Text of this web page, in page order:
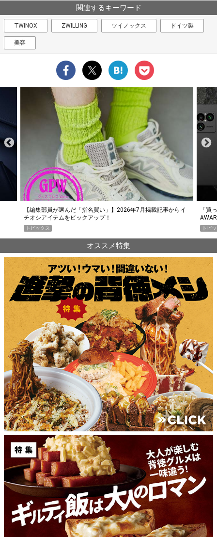
関連するキーワード
TWINOX ZWILLING ツイノックス ドイツ製
美容
「買って損なし」の極上スマホ5選【GoodsPress 2026上半期
AWARD】
トピックス
薄着
PR
オススメ特集